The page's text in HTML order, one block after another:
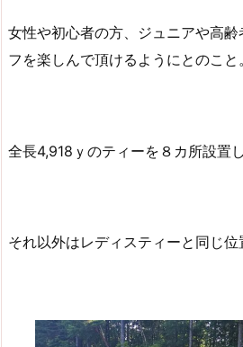
女性や初心者の方、ジュニアや高
フを楽しんで頂けるようにとのこと。
全長4,918ｙのティーを８カ所設置
それ以外はレディスティーと同じ位